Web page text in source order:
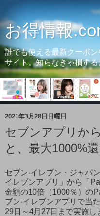
お得情報
誰でも使える最新クーポ
サイト。知らなきゃ損す
2021年3月28日日曜日
セブンアプリか
と、最大1000%
セブン‐イレブン・ジャパ
イレブンアプリ」から「
金額の10倍（1000％）の
ブン‐イレブンアプリで当
29日～4月27日まで実施し